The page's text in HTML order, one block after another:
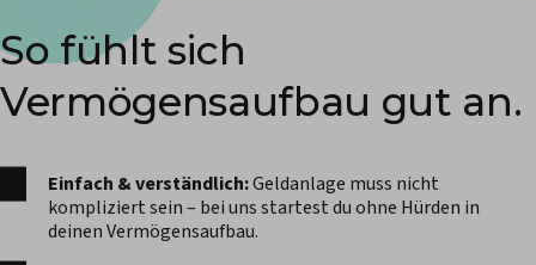
So fühlt sich
Vermögensaufbau gut an.
Einfach & verständlich:Geldanlage muss nicht
kompliziert sein – bei uns startest du ohne Hürden in
deinen Vermögensaufbau.